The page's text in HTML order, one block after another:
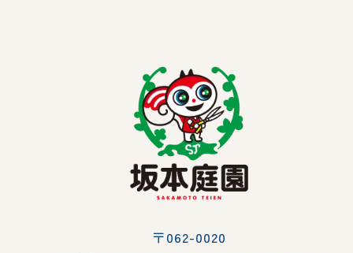
〒062-0020